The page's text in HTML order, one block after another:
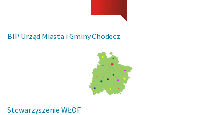
BIP Urząd Miasta i Gminy Chodecz
Stowarzyszenie WŁOF